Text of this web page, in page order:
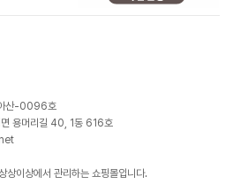
산-0096호
용머리길 40, 1동 616호
상이상에서 관리하는 쇼핑몰입니다.